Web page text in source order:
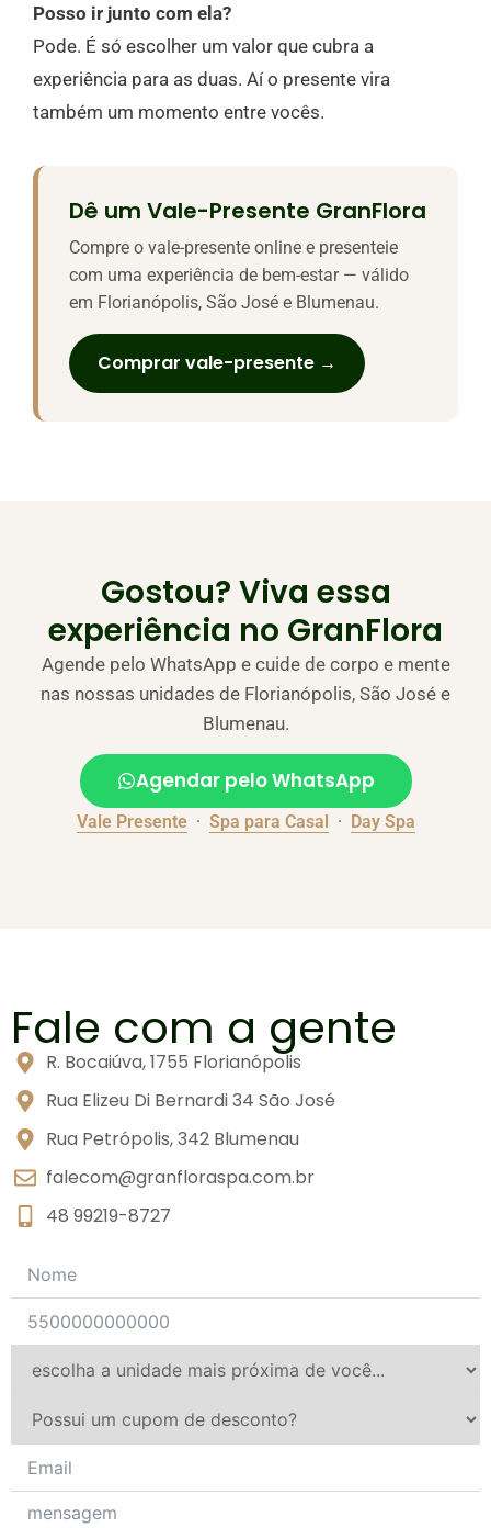
Posso ir junto com ela?
Pode. É só escolher um valor que cubra a
experiência para as duas. Aí o presente vira
também um momento entre vocês.
Dê um Vale-Presente GranFlora
Compre o vale-presente online e presenteie
com uma experiência de bem-estar — válido
em Florianópolis, São José e Blumenau.
Comprar vale-presente →
Gostou? Viva essa
experiência no GranFlora
Agende pelo WhatsApp e cuide de corpo e mente
nas nossas unidades de Florianópolis, São José e
Blumenau.
Agendar pelo WhatsApp
Vale Presente · Spa para Casal · Day Spa
Fale com a gente
R. Bocaiúva, 1755 Florianópolis
Rua Elizeu Di Bernardi 34 São José
Rua Petrópolis, 342 Blumenau
falecom@granfloraspa.com.br
48 99219-8727